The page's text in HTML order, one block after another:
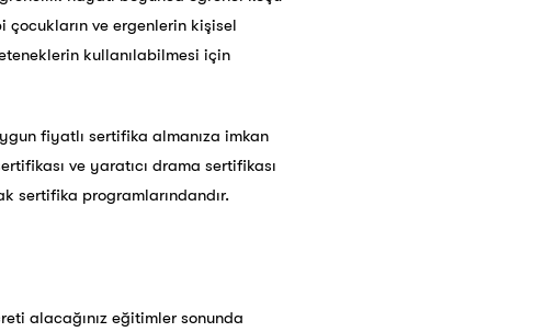
çocukların ve ergenlerin kişisel
kullanılabilmesi için
fiyatlı sertifika almanıza imkan
ve yaratıcı drama sertifikası
sertifika programlarındandır.
alacağınız eğitimler sonunda